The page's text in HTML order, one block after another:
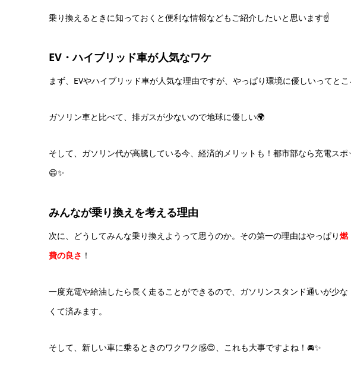
乗り換えるときに知っておくと便利な情報などもご紹介したいと思います☝️
EV・ハイブリッド車が人気なワケ
まず、EVやハイブリッド車が人気な理由ですが、やっぱり環境に優しいってと
ガソリン車と比べて、排ガスが少ないので地球に優しい🌍
そして、ガソリン代が高騰している今、経済的メリットも！都市部なら充電ス
😄✨
みんなが乗り換えを考える理由
次に、どうしてみんな乗り換えようって思うのか。その第一の理由はやっぱり燃
費の良さ ！
一度充電や給油したら長く走ることができるので、ガソリンスタンド通いが少な
くて済みます。
そして、新しい車に乗るときのワクワク感😍、これも大事ですよね！🚘✨